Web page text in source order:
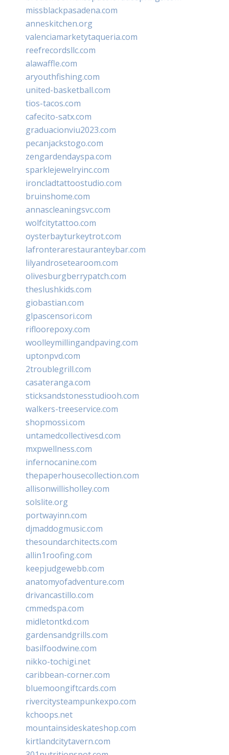
missblackpasadena.com
anneskitchen.org
valenciamarketytaqueria.com
reefrecordsllc.com
alawaffle.com
aryouthfishing.com
united-basketball.com
tios-tacos.com
cafecito-satx.com
graduacionviu2023.com
pecanjackstogo.com
zengardendayspa.com
sparklejewelryinc.com
ironcladtattoostudio.com
bruinshome.com
annascleaningsvc.com
wolfcitytattoo.com
oysterbayturkeytrot.com
lafronterarestauranteybar.com
lilyandrosetearoom.com
olivesburgberrypatch.com
theslushkids.com
giobastian.com
glpascensori.com
rifloorepoxy.com
woolleymillingandpaving.com
uptonpvd.com
2troublegrill.com
casateranga.com
sticksandstonesstudiooh.com
walkers-treeservice.com
shopmossi.com
untamedcollectivesd.com
mxpwellness.com
infernocanine.com
thepaperhousecollection.com
allisonwillisholley.com
solslite.org
portwayinn.com
djmaddogmusic.com
thesoundarchitects.com
allin1roofing.com
keepjudgewebb.com
anatomyofadventure.com
drivancastillo.com
cmmedspa.com
midletontkd.com
gardensandgrills.com
basilfoodwine.com
nikko-tochigi.net
caribbean-corner.com
bluemoongiftcards.com
rivercitysteampunkexpo.com
kchoops.net
mountainsideskateshop.com
kirtlandcitytavern.com